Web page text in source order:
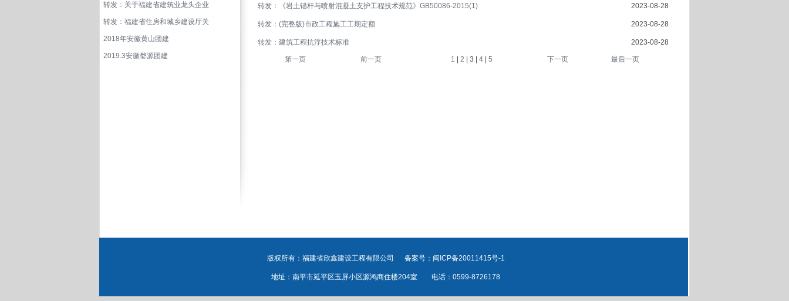
转发：关于福建省建筑业龙头企业
转发：福建省住房和城乡建设厅关
2018年安徽黄山团建
2019.3安徽婺源团建
转发：《岩土锚杆与喷射混凝土支护工程技术规范》GB50086-2015(1) 2023-08-28
转发：(完整版)市政工程施工工期定额 2023-08-28
转发：建筑工程抗浮技术标准 2023-08-28
第一页 前一页 1 2 | 3 | 4| 5 下一页 最后一页
版权所有：福建省欣鑫建设工程有限公司 备案号：闽ICP备20011415号-1
地址：南平市延平区玉屏小区源鸿商住楼204室 电话：0599-8726178